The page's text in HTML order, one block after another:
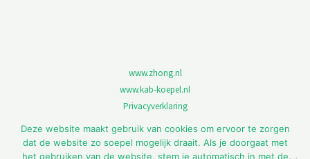
www.zhong.nl
www.kab-koepel.nl
Privacyverklaring
Aan teksten op de website kunnen geen rechten worden ontleend.
KvK nummer: 89426452
Deze website maakt gebruik van cookies om ervoor te zorgen
dat de website zo soepel mogelijk draait. Als je doorgaat met
het gebruiken van de website, stem je automatisch in met de